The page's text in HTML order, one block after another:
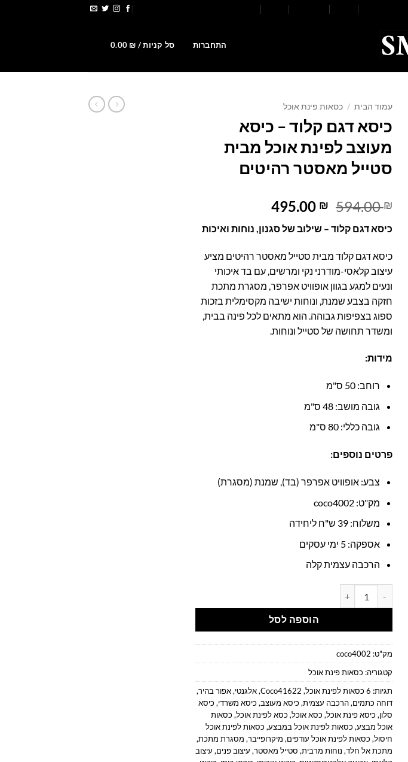
התחברות סל קניות / 0.00 ₪
עמוד הבית / כסאות פינת אוכל
כיסא דגם קלוד – כיסא
מעוצב לפינת אוכל מבית
סטייל מאסטר רהיטים
594.00₪
המחיר
היה:
594.00 ₪.
495.00 ₪
המחיר
הוא:
כיסא דגם קלוד – שילוב של סגנון, נוחות ואיכות
כיסא דגם קלוד מבית סטייל מאסטר רהיטים מציע
עיצוב קלאסי-מודרני נקי ומרשים, עם בד איכותי
ונעים למגע בגוון אופוויט אפרפר, מסגרת מתכת
חזקה בצבע שמנת, ונוחות ישיבה מקסימלית בזכות
ספוג בצפיפות גבוהה. הוא מתאים לכל פינה בבית,
ומשדר תחושה של סטייל ונוחות.
מידות:
רוחב: 50 ס"מ
גובה מושב: 48 ס"מ
גובה כללי: 80 ס"מ
פרטים נוספים:
צבע: אופוויט אפרפר (בד), שמנת (מסגרת)
מק"ט: coco4002
משלוח: 39 ש"ח ליחידה
אספקה: 5 ימי עסקים
הרכבה עצמית קלה
הוספה לסל
מק"ט: coco4002
קטגוריה: כסאות פינת אוכל
תגיות: 6 כסאות לפינת אוכל ,
Coco41622
,אלגנטי,אפור בהיר,
דוחה כתמים,הרכבה עצמית, כיסא מעוצב, כיסא משרדי, כיסא
סלון, כיסא פינת אוכל, כסא אוכל, כסא לפינת אוכל, כסאות
אוכל מבצע, כסאות לפינת אוכל במבצע, כסאות לפינת אוכל
חיסול, כסאות לפינת אוכל עודפים, מיקרופייבר, מסגרת מתכת,
מתכת אל חלד, נוחות מרבית, סטייל מאסטר, עיצוב פנים, עיצוב